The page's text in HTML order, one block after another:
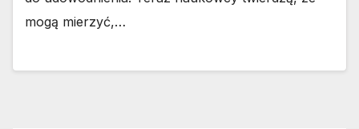
mogą mierzyć,…